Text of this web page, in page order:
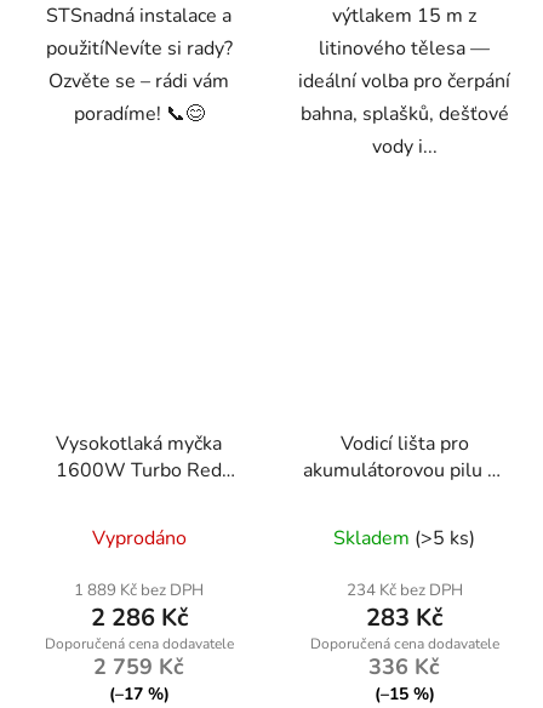
STSnadná instalace a
použitíNevíte si rady?
Ozvěte se – rádi vám
poradíme! 📞😊
výtlakem 15 m z
litinového tělesa —
ideální volba pro čerpání
bahna, splašků, dešťové
vody i...
Vysokotlaká myčka
1600W Turbo Red
Vyprodáno
1 889 Kč bez DPH
2 286 Kč
2 759 Kč
(–17 %)
Vodicí lišta pro
akumulátorovou pilu 8"
Skladem (>5 ks)
234 Kč bez DPH
283 Kč
336 Kč
(–15 %)